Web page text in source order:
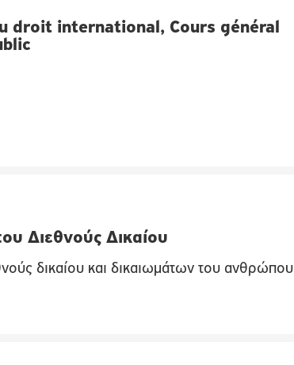
droit international, Cours général
Διεθνούς Δικαίου
δικαίου και δικαιωμάτων του ανθρώπου